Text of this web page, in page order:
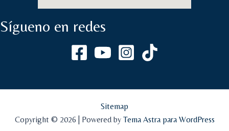
Sígueno en redes
Sitemap
Copyright © 2026 | Powered by Tema Astra para WordPress